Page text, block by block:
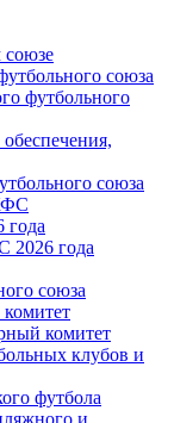
союза
футбольного
союза
2026 года
союза
комитет
клубов и
футбола
и